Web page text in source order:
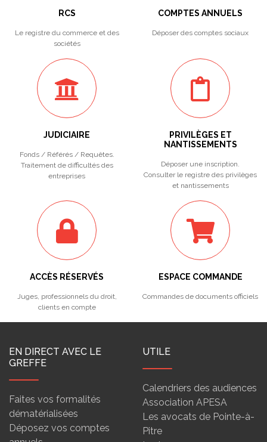
RCS
Le registre du commerce et des
sociétés
COMPTES ANNUELS
Déposer des comptes sociaux
JUDICIAIRE
Fonds / Référés / Requêtes.
Traitement de difficultés des
entreprises
PRIVILÈGES ET
NANTISSEMENTS
Déposer une inscription.
Consulter le registre des privilèges
et nantissements
ACCÈS RÉSERVÉS
Juges, professionnels du droit,
clients en compte
ESPACE COMMANDE
Commandes de documents officiels
EN DIRECT AVEC LE
GREFFE
Faites vos formalités
dématérialisées
Déposez vos comptes
UTILE
Calendriers des audiences
Association APESA
Les avocats de Pointe-à-
Pitre